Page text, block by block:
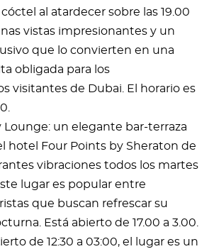
al atardecer sobre las 19.00
vistas impresionantes y un
que lo convierten en una
obligada para los
visitantes de Dubai. El horario es
Lounge: un elegante bar-terraza
hotel Four Points by Sheraton de
vibraciones todos los martes
lugar es popular entre
que buscan refrescar su
Está abierto de 17.00 a 3.00.
de 12:30 a 03:00, el lugar es un